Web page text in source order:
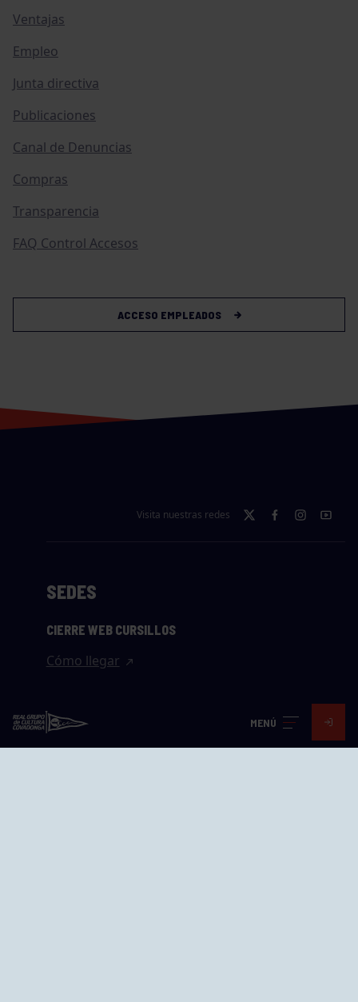
MENÚ
Ventajas
Empleo
Junta directiva
Publicaciones
Canal de Denuncias
Compras
Transparencia
FAQ Control Accesos
ACCESO EMPLEADOS
Visita nuestras redes
SEDES
CIERRE WEB CURSILLOS
Cómo llegar
Avd. Jesús Revuelta, 2 33204
Gijón - Asturias